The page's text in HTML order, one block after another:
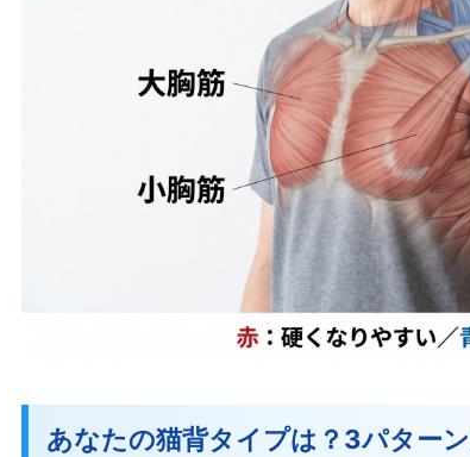
あなたの猫背タイプは？3パターン